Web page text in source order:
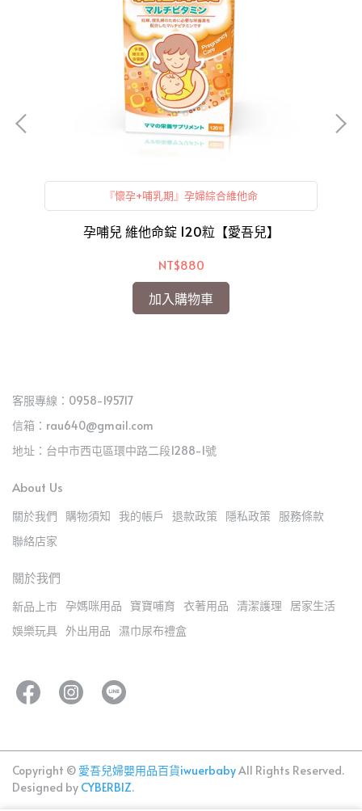
『懷孕+哺乳期』孕婦綜合維他命
孕哺兒 維他命錠 120粒【愛吾兒】
NT$880
加入購物車
客服專線：0958-195717
信箱：rau640@gmail.com
地址：台中市西屯區環中路二段1288-1號
About Us
關於我們 購物須知 我的帳戶 退款政策 隱私政策 服務條款
聯絡店家
關於我們
新品上市 孕媽咪用品 寶寶哺育 衣著用品 清潔護理
居家生活
娛樂玩具 外出用品 濕巾尿布禮盒
Copyright © 愛吾兒婦嬰用品百貨iwuerbabyAll Rights Reserved.
Designed by CYBERBIZ.